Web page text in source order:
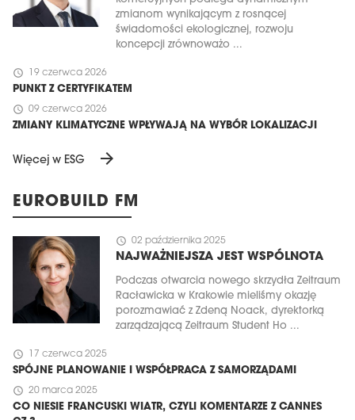
zmianom wynikającym z rosnącej
świadomości ekologicznej, rozwoju
koncepcji zrównoważo ...
schedule 19 czerwca 2026
PUNKT Z CERTYFIKATEM
schedule 09 czerwca 2026
ZMIANY KLIMATYCZNE WPŁYWAJĄ NA WYBÓR LOKALIZACJI
Więcej w ESG arrow_forward
EUROBUILD FM
schedule 02 października 2025
NAJWAŻNIEJSZA JEST WSPÓLNOTA
Podczas otwarcia nowego skrzydła Zeitraum
Racławicka w Krakowie mieliśmy okazję
porozmawiać z Zdeną Noack, dyrektorką
zarządzającą Zeitraum Student Ho ...
schedule 17 czerwca 2025
SPÓJNE PLANOWANIE I WSPÓŁPRACA Z SAMORZĄDAMI
schedule 20 marca 2025
CO NIESIE FRANCUSKI WIATR, CZYLI KOMENTARZE Z CANNES